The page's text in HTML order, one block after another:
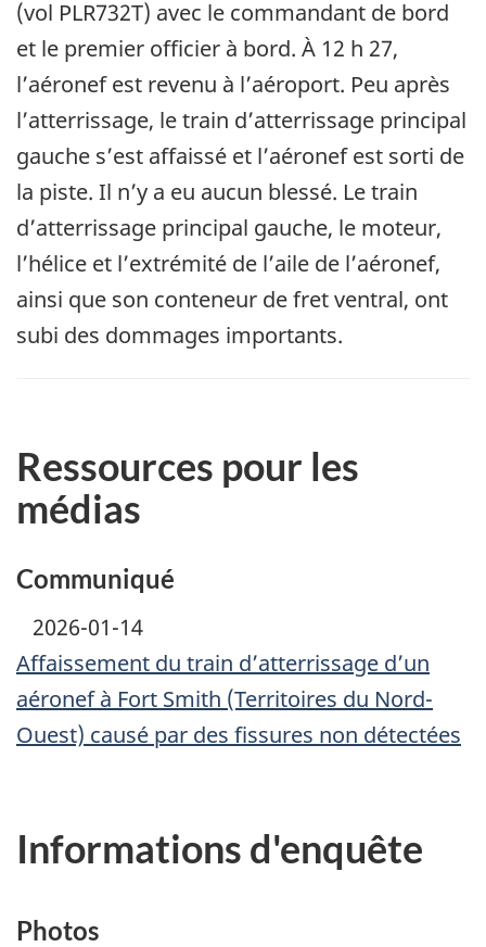
(vol PLR732T) avec le commandant de bord
et le premier officier à bord. À 12 h 27,
l’aéronef est revenu à l’aéroport. Peu après
l’atterrissage, le train d’atterrissage principal
gauche s’est affaissé et l’aéronef est sorti de
la piste. Il n’y a eu aucun blessé. Le train
d’atterrissage principal gauche, le moteur,
l’hélice et l’extrémité de l’aile de l’aéronef,
ainsi que son conteneur de fret ventral, ont
subi des dommages importants.
Ressources pour les
médias
Communiqué
2026-01-14
Affaissement du train d’atterrissage d’un
aéronef à Fort Smith (Territoires du Nord-
Ouest) causé par des fissures non détectées
Informations d'enquête
Photos